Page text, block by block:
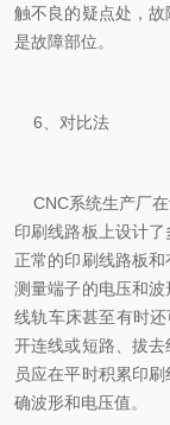
触不良的疑点处，
是故障部位。
6、对比法
CNC系统生产厂在
印刷线路板上设计
正常的印刷线路板
测量端子的电压和
线轨车床甚至有时
开连线或短路、拔
员应在平时积累印
确波形和电压值。